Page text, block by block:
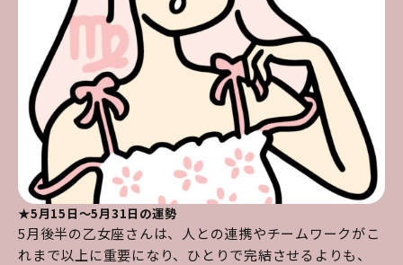
★5月15日～5月31日の運勢
5月後半の乙女座さんは、人との連携やチームワークがこ
れまで以上に重要になり、ひとりで完結させるよりも、